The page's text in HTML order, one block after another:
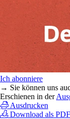
Ich abonniere
→ Sie können uns
Erschienen in der
Ausdrucken
Download als PDF